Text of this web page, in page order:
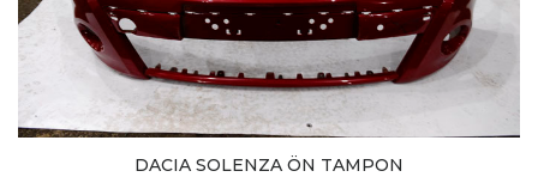
DACIA SOLENZA ÖN TAMPON